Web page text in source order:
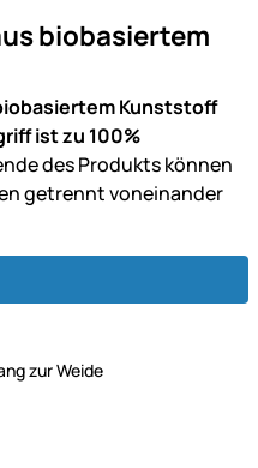
biobasiertem
Kunststoff
ist zu 100%
des Produkts können
getrennt voneinander
zur Weide